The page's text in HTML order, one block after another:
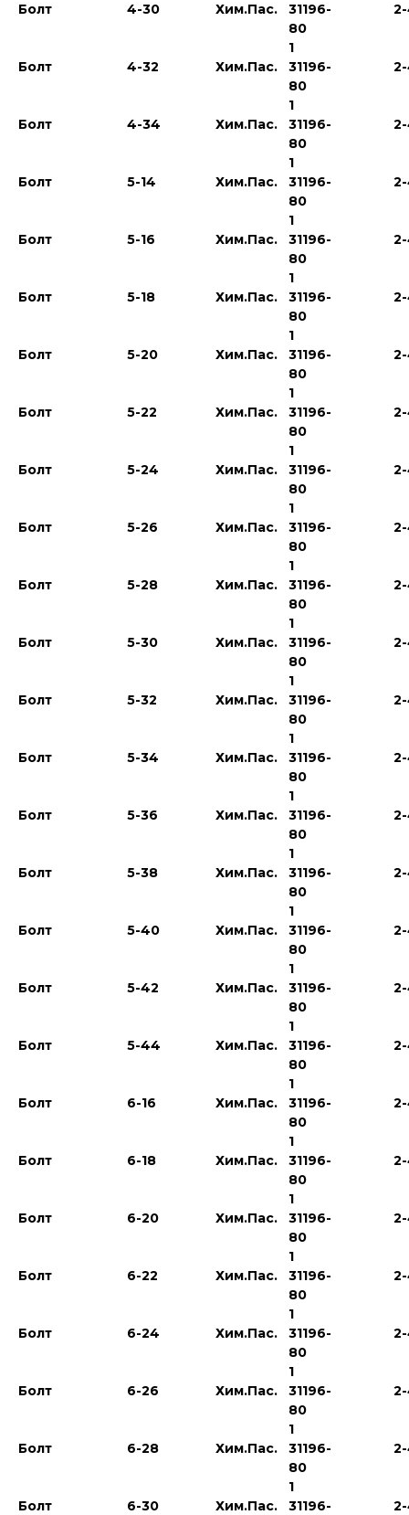
Болт 4-30 Хим.Пас.
31196-
80
Болт 4-32 Хим.Пас.
1
31196-
80
Болт 4-34 Хим.Пас.
1
31196-
80
Болт 5-14 Хим.Пас.
1
31196-
80
Болт 5-16 Хим.Пас.
1
31196-
80
Болт 5-18 Хим.Пас.
1
31196-
80
Болт 5-20 Хим.Пас.
1
31196-
80
Болт 5-22 Хим.Пас.
1
31196-
80
Болт 5-24 Хим.Пас.
1
31196-
80
Болт 5-26 Хим.Пас.
1
31196-
80
Болт 5-28 Хим.Пас.
1
31196-
80
Болт 5-30 Хим.Пас.
1
31196-
80
Болт 5-32 Хим.Пас.
1
31196-
80
Болт 5-34 Хим.Пас.
1
31196-
80
Болт 5-36 Хим.Пас.
1
31196-
80
Болт 5-38 Хим.Пас.
1
31196-
80
Болт 5-40 Хим.Пас.
1
31196-
80
Болт 5-42 Хим.Пас.
1
31196-
80
Болт 5-44 Хим.Пас.
1
31196-
80
Болт 6-16 Хим.Пас.
1
31196-
80
Болт 6-18 Хим.Пас.
1
31196-
80
Болт 6-20 Хим.Пас.
1
31196-
80
Болт 6-22 Хим.Пас.
1
31196-
80
Болт 6-24 Хим.Пас.
1
31196-
80
Болт 6-26 Хим.Пас.
1
31196-
80
Болт 6-28 Хим.Пас.
1
31196-
80
Болт 6-30 Хим.Пас.
1
31196-